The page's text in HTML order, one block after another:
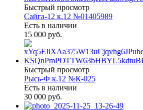
Быстрый просмотр
Сайга-12 к.12 №01405989
Есть в наличии
15 000 руб.
Быстрый просмотр
Рысь-Ф к.12 №К-025
Есть в наличии
30 000 руб.